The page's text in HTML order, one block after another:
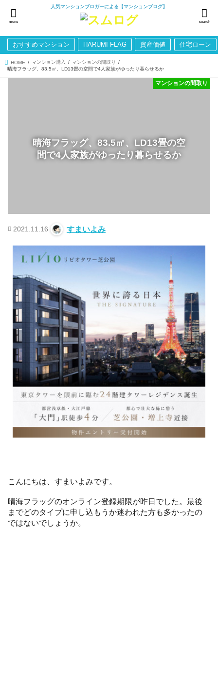
人気マンションブロガーによる【マンションブログ】
search
menu
おすすめマンション HARUMI FLAG 資産価値 住宅ローン
HOME マンション購入
マンションの間取り
晴海フラッグ、83.5㎡、LD13畳の空間で4人家族がゆったり暮らせるか
晴海フラッグ、83.5㎡、LD13畳の空
間で4人家族がゆったり暮らせるか
マンションの間取り
2021.11.16 すまいよみ
こんにちは、すまいよみです。
晴海フラッグのオンライン登録期限が昨日でした。最後
までどのタイプに申し込もうか迷われた方も多かったの
ではないでしょうか。